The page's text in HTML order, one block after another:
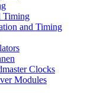
Timing
and Timing
Clocks
Modules